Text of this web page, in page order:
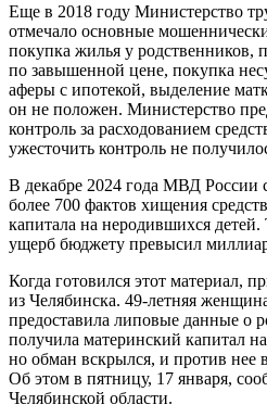
Еще в 2018 году Министерство
отмечало основные
покупка жилья у родственников,
по завышенной цене, покупка
аферы с ипотекой, выделение
он не положен. Министерство
контроль за расходованием
ужесточить контроль не
В декабре 2024 года МВД России
более 700 фактов хищения
капитала на неродившихся
ущерб бюджету превысил
Когда готовился этот материал,
из Челябинска. 49-летняя
предоставила липовые данные о
получила материнский капитал
но обман вскрылся, и против нее
Об этом в пятницу, 17 января,
Челябинской области.